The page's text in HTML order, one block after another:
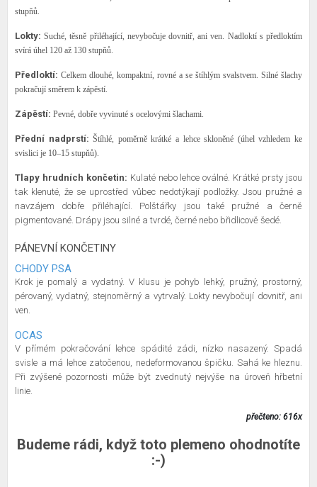
stupňů.
Lokty: Suché, těsně přiléhající, nevybočuje dovnitř, ani ven. Nadloktí s předloktím
svírá úhel 120 až 130 stupňů.
Předloktí: Celkem dlouhé, kompaktní, rovné a se štíhlým svalstvem. Silné šlachy
pokračují směrem k zápěstí.
Zápěstí: Pevné, dobře vyvinuté s ocelovými šlachami.
Přední nadprstí: Štíhlé, poměrně krátké a lehce skloněné (úhel vzhledem ke
svislici je 10–15 stupňů).
Tlapy hrudních končetin: Kulaté nebo lehce oválné. Krátké prsty jsou
tak klenuté, že se uprostřed vůbec nedotýkají podložky. Jsou pružné a
navzájem dobře přiléhající. Polštářky jsou také pružné a černě
pigmentované. Drápy jsou silné a tvrdé, černé nebo břidlicově šedé.
PÁNEVNÍ KONČETINY
CHODY PSA
Krok je pomalý a vydatný. V klusu je pohyb lehký, pružný, prostorný,
pérovaný, vydatný, stejnoměrný a vytrvalý. Lokty nevybočují dovnitř, ani
ven.
OCAS
V přímém pokračování lehce spádité zádi, nízko nasazený. Spadá
svisle a má lehce zatočenou, nedeformovanou špičku. Sahá ke hleznu.
Při zvýšené pozornosti může být zvednutý nejvýše na úroveň hřbetní
linie.
přečteno: 616x
Budeme rádi, když toto plemeno ohodnotíte
:-)